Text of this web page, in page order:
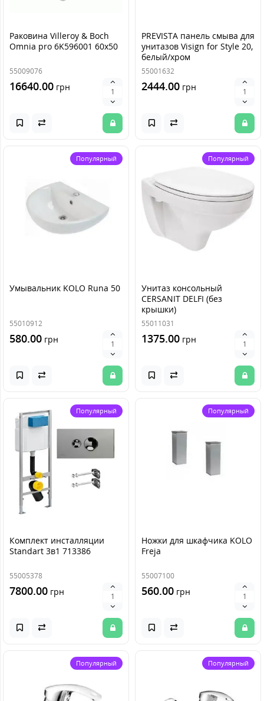
Раковина Villeroy & Boch
Omnia pro 6K596001 60х50
55009076
16640.00 грн
PREVISTA панель смыва для
унитазов Visign for Style 20,
белый/хром
55001632
2444.00 грн
Популярный
Умывальник KOLO Runa 50
55010912
580.00 грн
Популярный
Унитаз консольный
CERSANIT DELFI (без
крышки)
55011031
1375.00 грн
Популярный
Комплект инсталляции
Standart 3в1 713386
55005378
7800.00 грн
Популярный
Ножки для шкафчика KOLO
Freja
55007100
560.00 грн
Популярный Популярный